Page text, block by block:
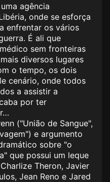
agência
onde se esforça
enfrentar os vários
É ali que
sem fronteiras
diversos lugares
o tempo, os dois
cenário, onde todos
a assistir a
por ter
("União de Sangue",
e argumento
sobre "o
que possui um leque
Theron, Javier
Jean Reno e Jared